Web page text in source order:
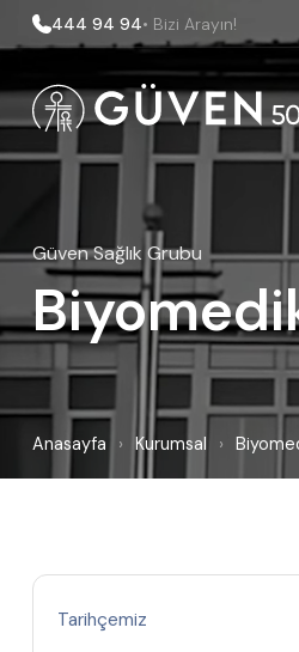
444 94 94• Bizi Arayın!
Güven Sağlık Grubu
Anasayfa › Kurumsal ›
Tarihçemiz